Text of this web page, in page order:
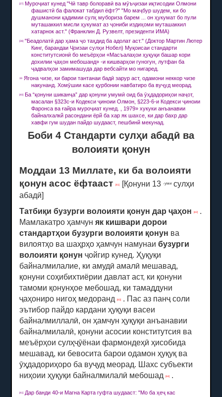
[37]
Муроҷиат кунед "Чӣ тавр болоравӣ ва мӯъҷизаи иқтисодии Олмони
фашистӣ ба фалокат табдил ёфт?""Мо маҷбур шудем, ки бо
душманони қадимии сулҳ мубориза барем ... он ҳукумат бо пули
муташаккил мисли ҳукумат аз ҷониби издиҳоми муташаккил
хатарнок аст."(Франклин Д. Рузвелт, президенти ИМА)
[38] "Беадолатӣ дар ҳама ҷо таҳдид ба адолат аст."(Доктор Мартин Лютер
Кинг, барандаи Ҷоизаи сулҳи Нобел) Муқоисаи стандарти
конститутсионӣ бо меъёрҳои «Масъалаҳои ҳуқуқи башар кори
дохилии ҷаҳон мебошанд» -и кишварҳои гуногун, лутфан ба
ҷадвалҳои замимашуда дар вебсайти мо нигаред.
39 Ягона чизе, ки барои тантанаи бадӣ зарур аст, одамони неккор чизе
накунанд.Хомӯшии касе қурбонии навбатиро ба вуҷуд меорад.
[40]
Ба “қонуни шиканҷа” дар қонуни умумӣ оид ба ӯҳдадориҳои наҷот,
масалан §323c-и Кодекси ҷиноии Олмон, §223-6-и Кодекси ҷиноии
Фаронса ва ғайра муроҷиат кунед. , 1979» хукуки анъанавии
байналхалкй расондани ёрй ба хар як шахсе, ки дар бахр дар
хавфи гум шудан пайдо шудааст, пешбинй мекунад.
Боби 4 Стандарти сулҳи абадӣ ва
волоияти қонун
Моддаи 13 Миллате, ки ба волоияти
қонун асос ёфтааст[41] [Қонуни 13-уми сулҳи
абадӣ]
Татбиқи бузурги волоияти қонун дар ҷаҳон[42]
.
Мамлакатро ҳамчуняк кишвари дорои
стандартҳои бузурги волоияти қонун ва
вилоятҳо ва шаҳрҳо ҳамчун намунаибузурги
волоияти қонун ҷойгир кунед. Ҳуқуқи
байналмилалие, ки амудӣ амалӣ мешавад,
қонуни соҳибихтиёрии давлат аст, ки қонуни
тамоми қонунҳое мебошад, ки тамаддуни
ҷаҳониро нигоҳ медоранд[43] . Пас аз панҷ соли
эътибор пайдо кардани ҳуқуқи васеи
байналмиллалӣ, он ҳамчун ҳуқуқи анъанавии
байналмилалӣ, қонуни асосии конститутсия ва
меъёрҳои сулҳҷӯёнаи фармондеҳӣ ҳисобида
мешавад, ки бевосита барои одамон ҳуқуқ ва
ӯҳдадориҳоро ба вуҷуд меорад. Шахс субъекти
ниҳоии ҳуқуқи байналмилалӣ мебошад[44] .
[41]
Дар банди 40-и Магна Карта гуфта шудааст: "Мо ба ҳеҷ кас